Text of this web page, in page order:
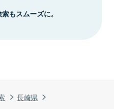
長崎県
もスムーズに。